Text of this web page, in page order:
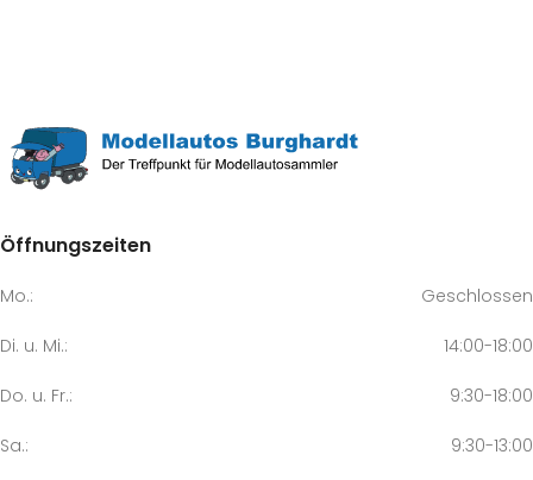
Öffnungszeiten
Mo.: Geschlossen
Di. u. Mi.: 14:00-18:00
Do. u. Fr.: 9:30-18:00
Sa.: 9:30-13:00